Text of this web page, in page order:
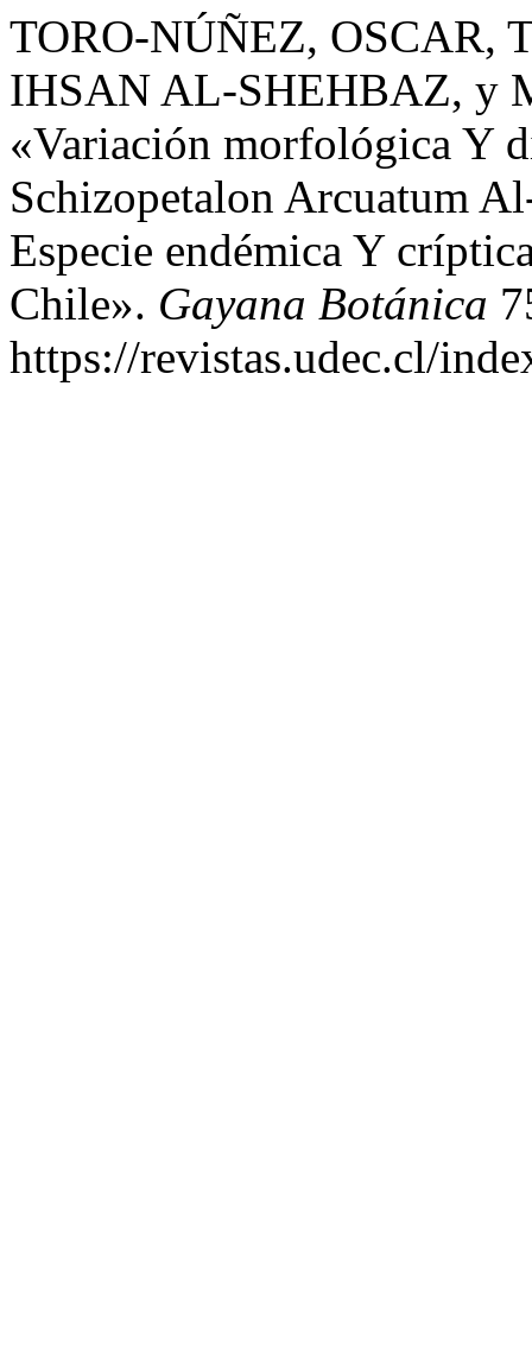
TORO-NÚÑEZ, OSCAR,
IHSAN AL-SHEHBAZ, y
«Variación morfológica Y
Schizopetalon Arcuatum
Especie endémica Y
Chile». Gayana Botánica
https://revistas.udec.cl/